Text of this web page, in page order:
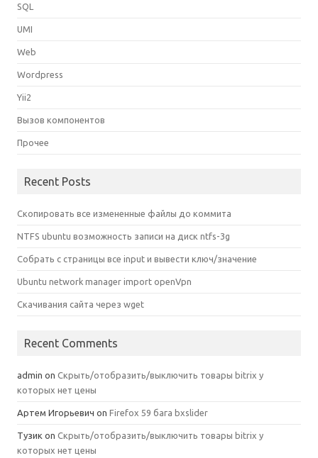
SQL
UMI
Web
Wordpress
Yii2
Вызов компонентов
Прочее
Recent Posts
Скопировать все измененные файлы до коммита
NTFS ubuntu возможность записи на диск ntfs-3g
Собрать с страницы все input и вывести ключ/значение
Ubuntu network manager import openVpn
Скачивания сайта через wget
Recent Comments
admin on Скрыть/отобразить/выключить товары bitrix у
которых нет цены
Артем Игорьевич on Firefox 59 бага bxslider
Тузик on Скрыть/отобразить/выключить товары bitrix у
которых нет цены